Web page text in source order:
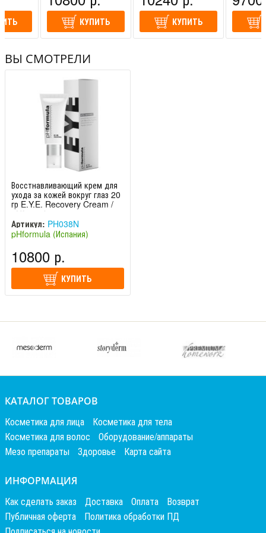
КУПИТЬ КУПИТЬ
ВЫ СМОТРЕЛИ
Восстнавливающий крем для
ухода за кожей вокруг глаз 20
гр E.Y.E. Recovery Cream /
pHformula
Артикул: PH038N
pHformula (Испания)
10800 р.
КУПИТЬ
КАТАЛОГ ТОВАРОВ
Косметика для лица
Косметика для тела
Косметика для волос
Оборудование/аппараты
Мезо препараты
Здоровье Карта сайта
ИНФОРМАЦИЯ
Как сделать заказ Доставка Оплата
Возврат
Публичная оферта
Политика обработки ПД